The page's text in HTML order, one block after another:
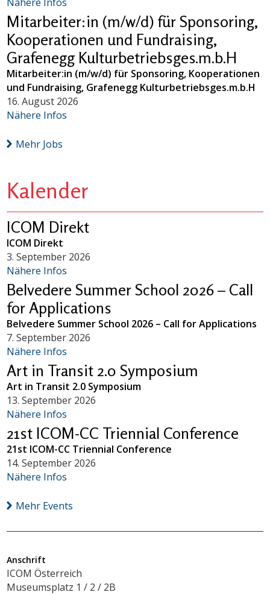
Mitarbeiter:in (m/w/d) für Sponsoring,
Kooperationen und Fundraising,
Grafenegg Kulturbetriebsges.m.b.H
Mitarbeiter:in (m/w/d) für Sponsoring, Kooperationen
und Fundraising, Grafenegg Kulturbetriebsges.m.b.H
16. August 2026
Nähere Infos
Mehr Jobs
Kalender
ICOM Direkt
ICOM Direkt
3. September 2026
Nähere Infos
Belvedere Summer School 2026 – Call
for Applications
Belvedere Summer School 2026 – Call for Applications
7. September 2026
Nähere Infos
Art in Transit 2.0 Symposium
Art in Transit 2.0 Symposium
13. September 2026
Nähere Infos
21st ICOM-CC Triennial Conference
21st ICOM-CC Triennial Conference
14. September 2026
Nähere Infos
Mehr Events
Anschrift
ICOM Österreich
Museumsplatz 1 / 2 / 2B